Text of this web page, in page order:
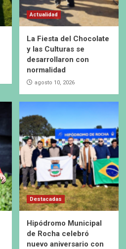
Actualidad
La Fiesta del Chocolate
y las Culturas se
desarrollaron con
normalidad
agosto 10, 2026
Destacadas
Hipódromo Municipal
de Rocha celebró
nuevo aniversario con